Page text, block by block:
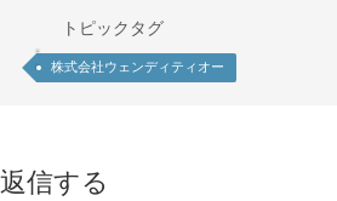
トピックタグ
株式会社ウェンディティオー
返信する